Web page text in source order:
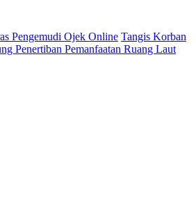
Pengemudi Ojek Online Tangis Korban
Penertiban Pemanfaatan Ruang Laut